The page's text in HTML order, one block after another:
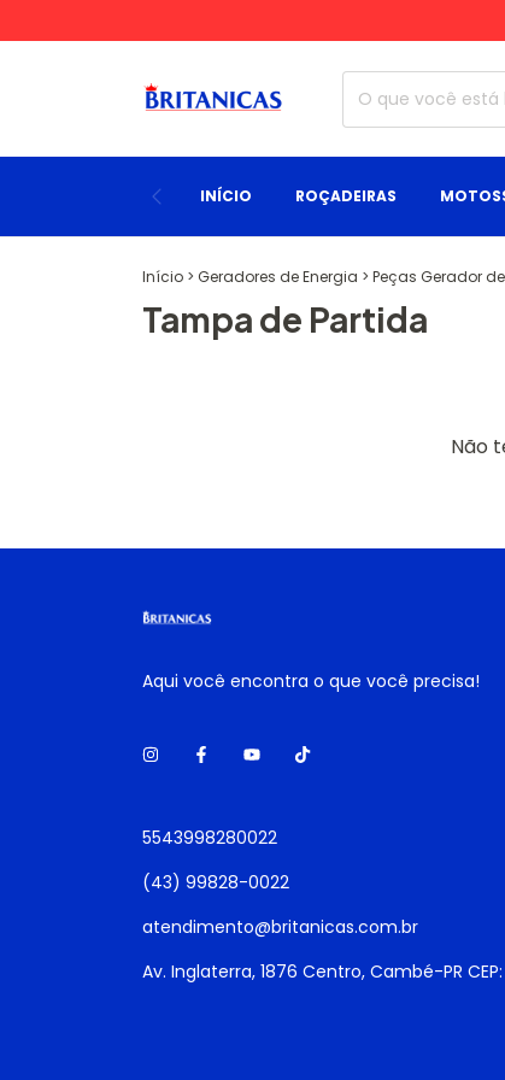
INÍCIO ROÇADEIRAS
Início > Geradores de Energia > Peças Gerador
Tampa de Partida
Não
Aqui você encontra o que você precisa!
5543998280022
(43) 99828-0022
atendimento@britanicas.com.br
Av. Inglaterra, 1876 Centro, Cambé-PR